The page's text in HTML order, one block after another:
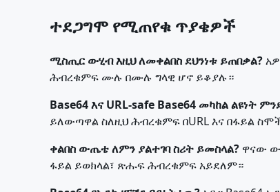
ተደጋግሞ የሚጠየቁ ጥያቄዎች
ሚስጢር ውሂብ እዚህ ለመቀልበስ ደህንነቱ ይጠበቃል?
ሕብረቁምፍ ሙሉ በሙሉ ግላዊ ሆኖ ይቆያሉ።
Base64 እና URL-safe Base64 መካከል ልዩነት
ይለውጣዋል ስለዚህ ሕብረቁምፍ በURL እና በፋይል
ቀልበስ ውጤቴ ለምን ያልተገባ ስሪት ይመስላል? ዋናው
ፋይል ይወክላል፣ ጽሑፍ ሕብረቁምፍ አይደለም።